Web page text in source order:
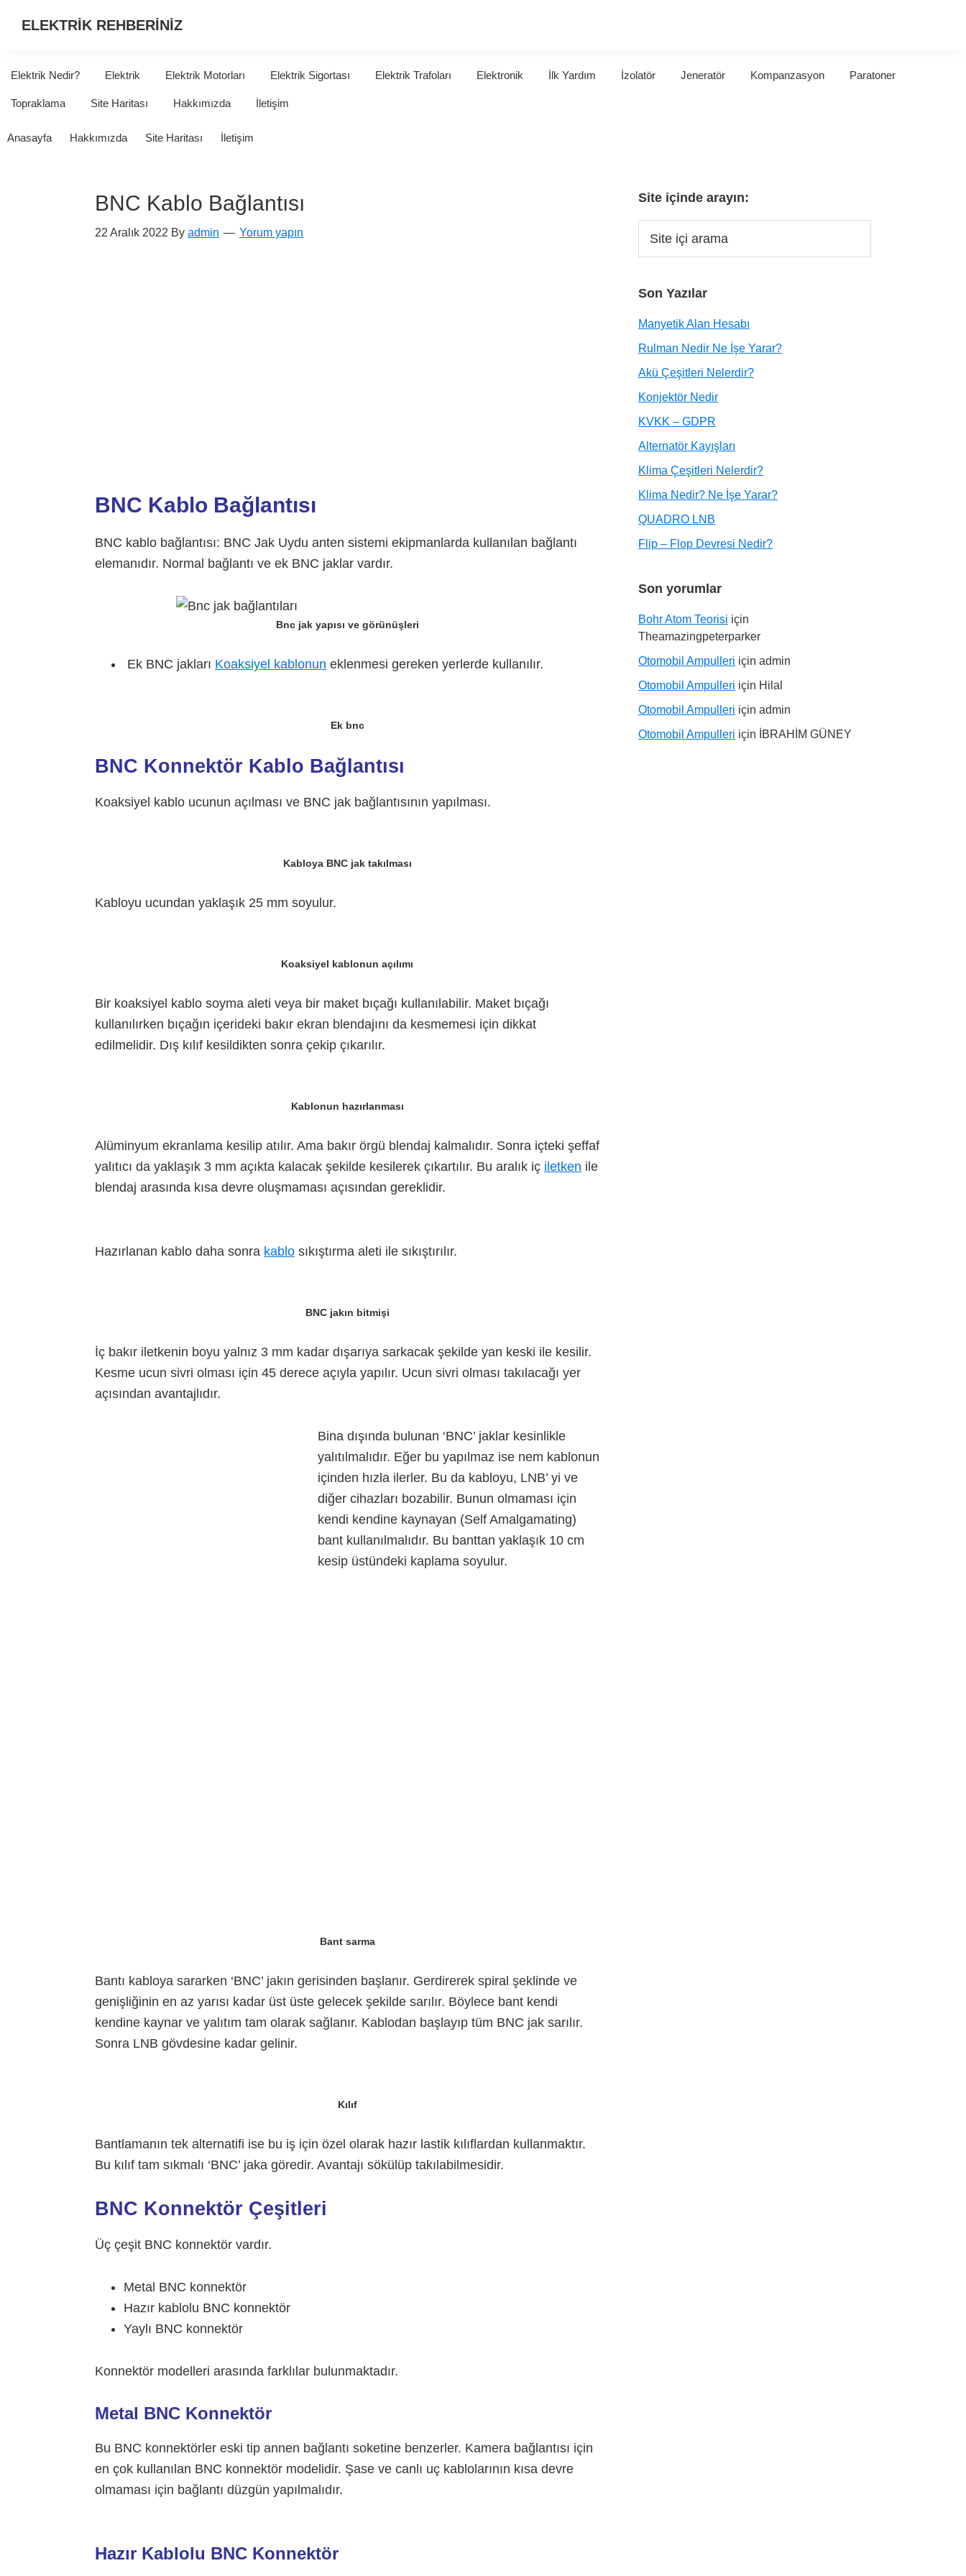
ELEKTRİK REHBERİNİZ
HER
Elektrik Nedir? Elektrik Elektrik Motorları Elektrik Sigortası Elektrik Trafoları Elektronik İlk Yardım İzolatör Jeneratör Kompanzasyon Paratoner
Topraklama Site Haritası Hakkımızda İletişim
Anasayfa Hakkımızda Site Haritası İletişim
BNC Kablo Bağlantısı
22 Aralık 2022 By admin Yorum yapın
BNC Kablo Bağlantısı
BNC kablo bağlantısı: BNC Jak Uydu anten sistemi ekipmanlarda kullanılan bağlantı
elemanıdır. Normal bağlantı ve ek BNC jaklar vardır.
Bnc jak yapısı ve görünüşleri
Ek BNC jakları Koaksiyel kablonun eklenmesi gereken yerlerde kullanılır.
Ek bnc
BNC Konnektör Kablo Bağlantısı
Koaksiyel kablo ucunun açılması ve BNC jak bağlantısının yapılması.
Kabloya BNC jak takılması
Kabloyu ucundan yaklaşık 25 mm soyulur.
Koaksiyel kablonun açılımı
Bir koaksiyel kablo soyma aleti veya bir maket bıçağı kullanılabilir. Maket bıçağı
kullanılırken bıçağın içerideki bakır ekran blendajını da kesmemesi için dikkat
edilmelidir. Dış kılıf kesildikten sonra çekip çıkarılır.
Kablonun hazırlanması
Alüminyum ekranlama kesilip atılır. Ama bakır örgü blendaj kalmalıdır. Sonra içteki şeffaf
yalıtıcı da yaklaşık 3 mm açıkta kalacak şekilde kesilerek çıkartılır. Bu aralık iç iletken ile
blendaj arasında kısa devre oluşmaması açısından gereklidir.
Hazırlanan kablo daha sonra kablo sıkıştırma aleti ile sıkıştırılır.
BNC jakın bitmişi
İç bakır iletkenin boyu yalnız 3 mm kadar dışarıya sarkacak şekilde yan keski ile kesilir.
Kesme ucun sivri olması için 45 derece açıyla yapılır. Ucun sivri olması takılacağı yer
açısından avantajlıdır.
Bina dışında bulunan ‘BNC’ jaklar kesinlikle
yalıtılmalıdır. Eğer bu yapılmaz ise nem kablonun
içinden hızla ilerler. Bu da kabloyu, LNB’ yi ve
diğer cihazları bozabilir. Bunun olmaması için
kendi kendine kaynayan (Self Amalgamating)
bant kullanılmalıdır. Bu banttan yaklaşık 10 cm
kesip üstündeki kaplama soyulur.
Bant sarma
Bantı kabloya sararken ‘BNC’ jakın gerisinden başlanır. Gerdirerek spiral şeklinde ve
genişliğinin en az yarısı kadar üst üste gelecek şekilde sarılır. Böylece bant kendi
kendine kaynar ve yalıtım tam olarak sağlanır. Kablodan başlayıp tüm BNC jak sarılır.
Sonra LNB gövdesine kadar gelinir.
Kılıf
Bantlamanın tek alternatifi ise bu iş için özel olarak hazır lastik kılıflardan kullanmaktır.
Bu kılıf tam sıkmalı ‘BNC’ jaka göredir. Avantajı sökülüp takılabilmesidir.
BNC Konnektör Çeşitleri
Üç çeşit BNC konnektör vardır.
Metal BNC konnektör
Hazır kablolu BNC konnektör
Yaylı BNC konnektör
Konnektör modelleri arasında farklılar bulunmaktadır.
Metal BNC Konnektör
Bu BNC konnektörler eski tip annen bağlantı soketine benzerler. Kamera bağlantısı için
en çok kullanılan BNC konnektör modelidir. Şase ve canlı uç kablolarının kısa devre
olmaması için bağlantı düzgün yapılmalıdır.
Hazır Kablolu BNC Konnektör
Site içinde arayın:
Son Yazılar
Manyetik Alan Hesabı
Rulman Nedir Ne İşe Yarar?
Akü Çeşitleri Nelerdir?
Konjektör Nedir
KVKK – GDPR
Alternatör Kayışları
Klima Çeşitleri Nelerdir?
Klima Nedir? Ne İşe Yarar?
QUADRO LNB
Flip – Flop Devresi Nedir?
Son yorumlar
Bohr Atom Teorisi için
Theamazingpeterparker
Otomobil Ampulleri için admin
Otomobil Ampulleri için Hilal
Otomobil Ampulleri için admin
Otomobil Ampulleri için İBRAHİM GÜNEY